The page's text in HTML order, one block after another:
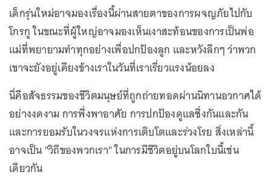
เด็กรุ่นใหม่อาจมองเรื่องนี้ผ่านสายตาของการผจญภัยไปกับ
โกรกู ในขณะที่ผู้ใหญ่อาจมองเห็นเงาสะท้อนของการเป็นพ่อ
แม่ที่พยายามทำทุกอย่างเพื่อปกป้องลูก และหวังลึกๆ ว่าพวก
เขาจะยังอยู่เคียงข้างเราในวันที่เราเรี่ยวแรงน้อยลง
นี่คือสัจธรรมของชีวิตมนุษย์ที่ถูกถ่ายทอดผ่านนิทานอวกาศได้
อย่างงดงาม การพึ่งพาอาศัย การปกป้องดูแลซึ่งกันและกัน
และการยอมรับในวงจรแห่งการเติบโตและร่วงโรย สิ่งเหล่านี้
อาจเป็น "วิถีของพวกเรา" ในการมีชีวิตอยู่บนโลกใบนี้เช่น
เดียวกัน